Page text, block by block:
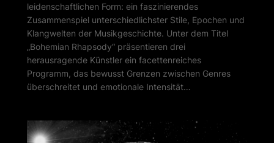
leidenschaftlichen Form: ein faszinierendes
Zusammenspiel unterschiedlichster Stile, Epochen und
Klangwelten der Musikgeschichte. Unter dem Titel
„Bohemian Rhapsody“ präsentieren drei
herausragende Künstler ein facettenreiches
Programm, das bewusst Grenzen zwischen Genres
überschreitet und emotionale Intensität…